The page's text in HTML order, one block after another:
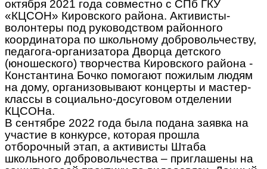
октября 2021 года совместно с СПб ГКУ
«КЦСОН» Кировского района. Активисты-
волонтеры под руководством районного
координатора по школьному добровольчеству,
педагога-организатора Дворца детского
(юношеского) творчества Кировского района -
Константина Бочко помогают пожилым людям
на дому, организовывают концерты и мастер-
классы в социально-досуговом отделении
КЦСОНа.
В сентябре 2022 года была подана заявка на
участие в конкурсе, которая прошла
отборочный этап, а активисты Штаба
школьного добровольчества – приглашены на